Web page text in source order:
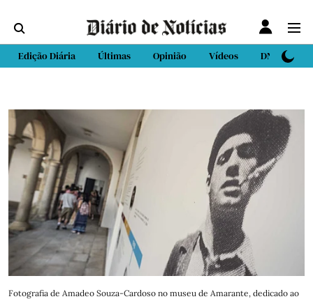
Edição Diária Últimas Opinião Vídeos DN Sport
Fotografia de Amadeo Souza-Cardoso no museu de Amarante, dedicado ao